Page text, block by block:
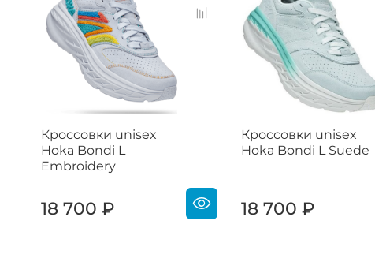
Кроссовки unisex
Hoka Bondi L
Embroidery
18 700 ₽
Кроссовки unisex
Hoka Bondi L Suede
18 700 ₽